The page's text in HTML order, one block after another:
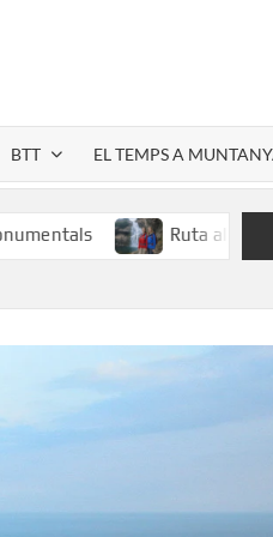
BTT EL TEMPS A
Ruta al Salt de Sallent: